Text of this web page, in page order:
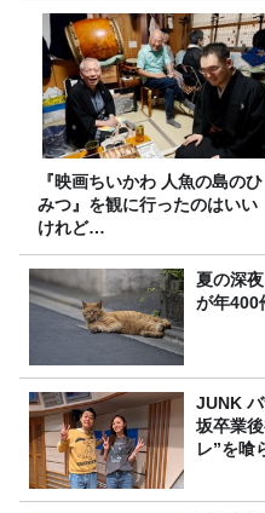
『映画ちいかわ 人魚の島のひ
みつ』を観に行ったのはいい
けれど…
夏の深
が年400
JUNK バナナマン「梅澤美波さん、乃木
坂卒業
レ”を喰